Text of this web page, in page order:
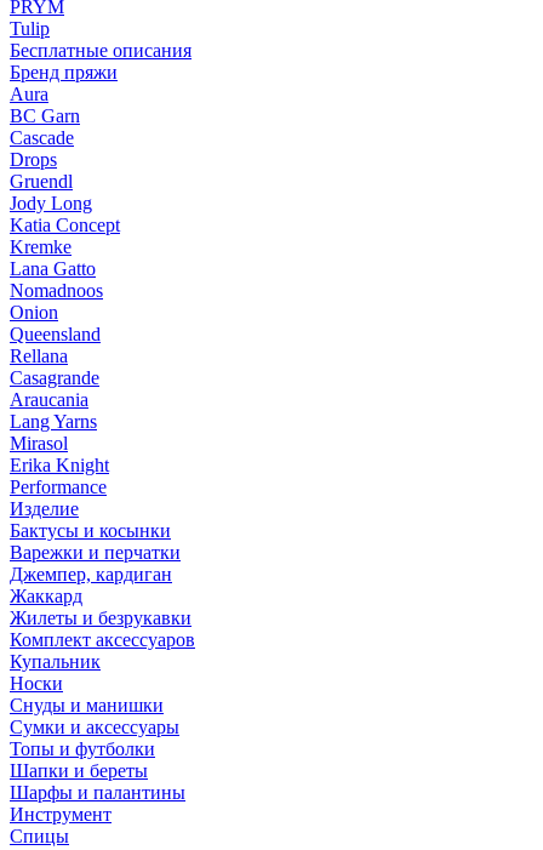
PRYM
Tulip
Бесплатные описания
Бренд пряжи
Aura
BC Garn
Cascade
Drops
Gruendl
Jody Long
Katia Concept
Kremke
Lana Gatto
Nomadnoos
Onion
Queensland
Rellana
Casagrande
Araucania
Lang Yarns
Mirasol
Erika Knight
Performance
Изделие
Бактусы и косынки
Варежки и перчатки
Джемпер, кардиган
Жаккард
Жилеты и безрукавки
Комплект аксессуаров
Купальник
Носки
Снуды и манишки
Сумки и аксессуары
Топы и футболки
Шапки и береты
Шарфы и палантины
Инструмент
Спицы